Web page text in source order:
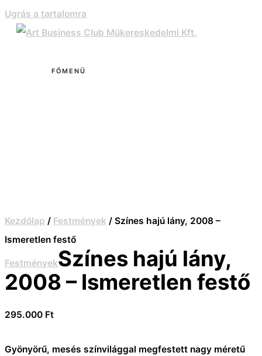
Ugrás a tartalomra
FŐMENÜ
Kezdőlap / Festmények / Színes hajú lány, 2008 –
Ismeretlen festő
FestményekSzínes hajú lány,
2008 – Ismeretlen festő
295.000 Ft
Gyönyörű, mesés színvilággal megfestett nagy méretű